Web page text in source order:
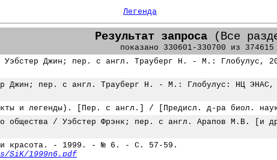
Легенда
Результат запроса(Все
показано 330601-330700 из 374615
/ Уэбстер Джин; пер. с англ. Трауберг Н. - М.: Глобулус,
Джин; пер. с англ. Трауберг Н. - М.: Глобулус: НЦ
и легенды). [Пер. с англ.] / [Предисл. д-ра биол.
общества / Уэбстер Фрэнк; пер. с англ. Арапов М.В.
и красота. - 1999. - № 6. - С. 57-59.
SiK/1999n6.pdf